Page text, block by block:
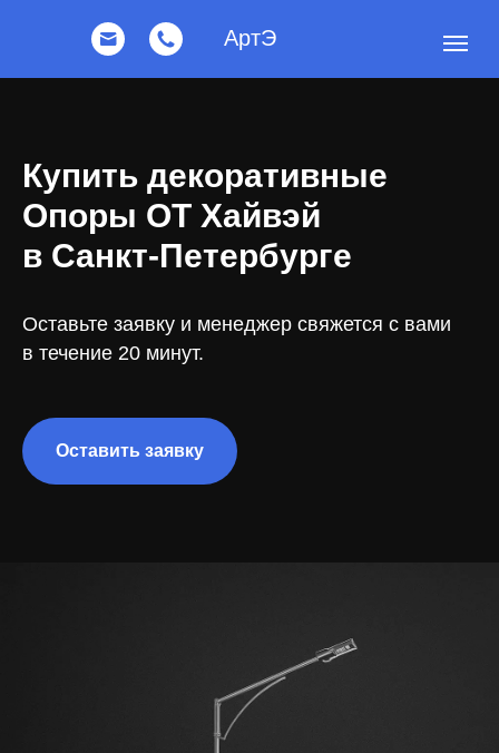
АртЭ
АртЭ
Купить декоративные
Опоры ОТ Хайвэй
в Санкт-Петербурге
Оставьте заявку и менеджер свяжется с вами
в течение 20 минут.
Оставить заявку